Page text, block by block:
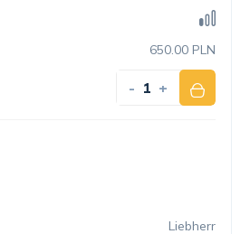
650.00 PLN
- +
Liebherr